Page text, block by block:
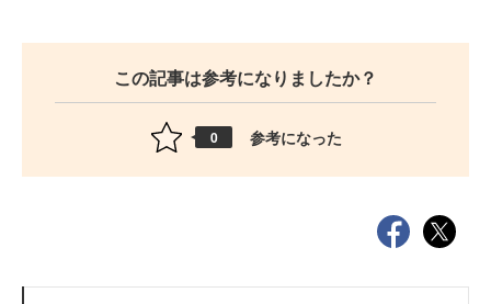
この記事は参考になりましたか？
0 参考になった